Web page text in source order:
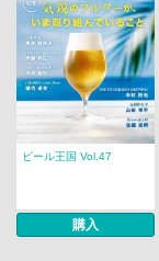
ビール王国 Vol.47
購入